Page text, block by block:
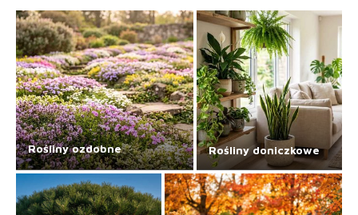
Rośliny ozdobne Rośliny doniczkowe